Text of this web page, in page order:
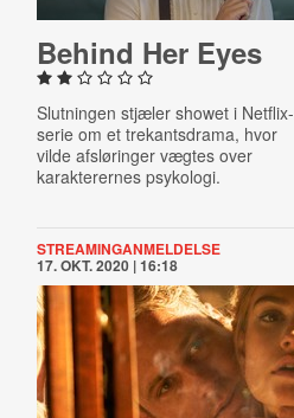
Behind Her Eyes
Slutningen stjæler showet i Netflix-
serie om et trekantsdrama, hvor
vilde afsløringer vægtes over
karakterernes psykologi.
STREAMINGANMELDELSE
17. OKT. 2020 | 16:18